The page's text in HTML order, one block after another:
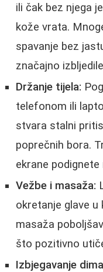
ili čak bez njega
kože vrata.
spavanje bez
značajno
Držanje tijela:
telefonom ili
stvara stalni
poprečnih bora.
ekrane podignete
Vežbe i masaža:
okretanje glave u
masaža
što pozitivno
Izbjegavanje